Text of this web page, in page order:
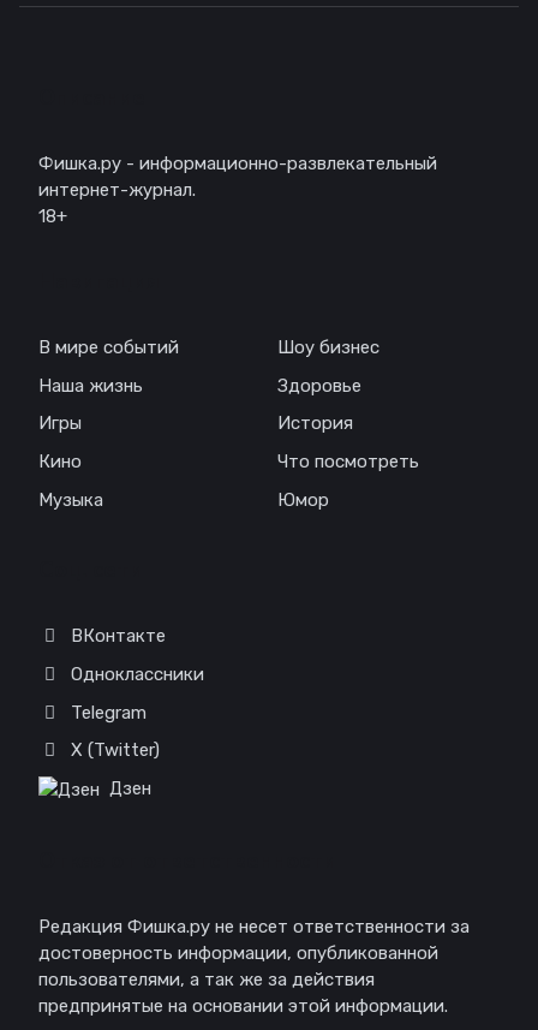
Фишка.ру - информационно-развлекательный
интернет-журнал.
18+
В мире событий
Наша жизнь
Игры
Кино
Музыка
Шоу бизнес
Здоровье
История
Что посмотреть
Юмор
ВКонтакте
Одноклассники
Telegram
X (Twitter)
Дзен
Редакция Фишка.ру не несет ответственности за
достоверность информации, опубликованной
пользователями, а так же за действия
предпринятые на основании этой информации.